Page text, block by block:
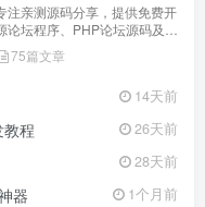
注亲测源码分享，提供免费开
论坛程序、PHP论坛源码及论
搭建解决方案，所有源码均经
际测试可用，助力快速搭建稳
75篇文章
14天前
程 26天前
28天前
器 1个月前